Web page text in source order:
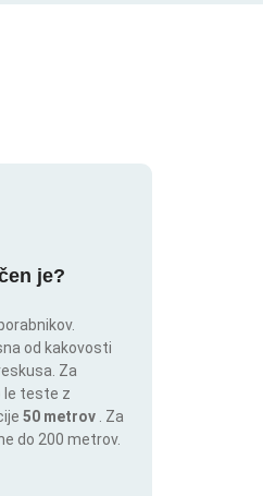
je?
od kakovosti
Za
le teste z
50 metrov
. Za
do 200 metrov.